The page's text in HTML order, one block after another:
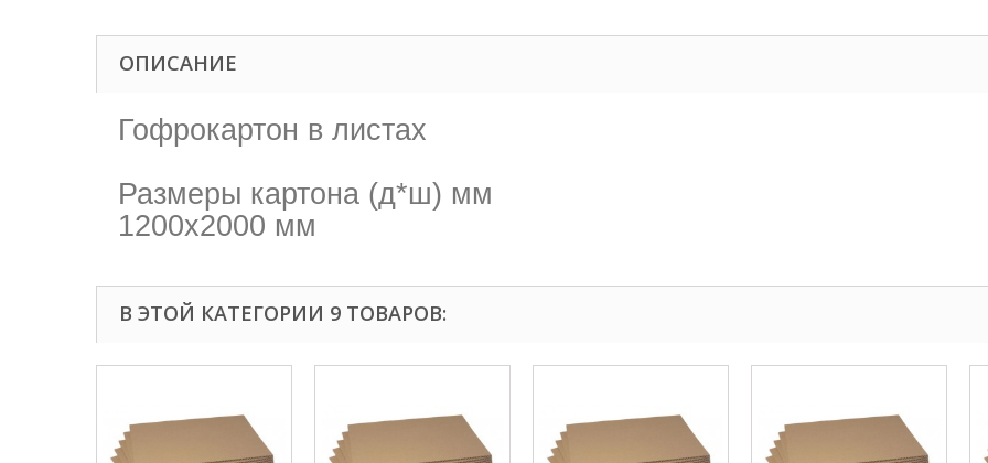
ОПИСАНИЕ
Гофрокартон в листах
Размеры картона (д*ш) мм
1200х2000 мм
В ЭТОЙ КАТЕГОРИИ 9 ТОВАРОВ: